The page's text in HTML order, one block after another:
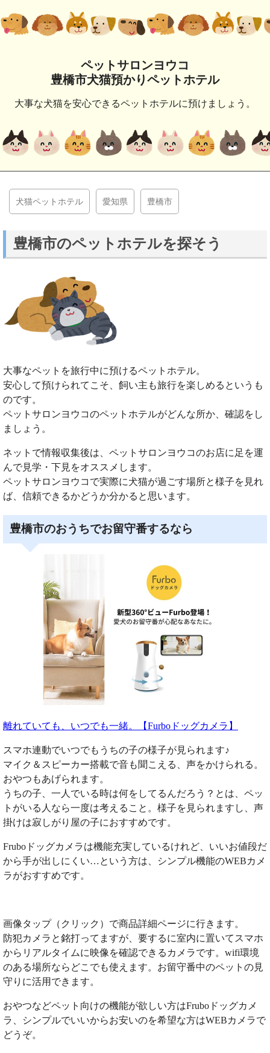
ペットサロンヨウコ
豊橋市犬猫預かりペットホテル
大事な犬猫を安心できるペットホテルに預けましょう。
犬猫ペットホテル 愛知県 豊橋市
豊橋市のペットホテルを探そう
大事なペットを旅行中に預けるペットホテル。
安心して預けられてこそ、飼い主も旅行を楽しめるというも
のです。
ペットサロンヨウコのペットホテルがどんな所か、確認をし
ましょう。
ネットで情報収集後は、ペットサロンヨウコのお店に足を運
んで見学・下見をオススメします。
ペットサロンヨウコで実際に犬猫が過ごす場所と様子を見れ
ば、信頼できるかどうか分かると思います。
豊橋市のおうちでお留守番するなら
離れていても、いつでも一緒。【Furboドッグカメラ】
スマホ連動でいつでもうちの子の様子が見られます♪
マイク＆スピーカー搭載で音も聞こえる、声をかけられる。
おやつもあげられます。
うちの子、一人でいる時は何をしてるんだろう？とは、ペッ
トがいる人なら一度は考えること。様子を見られますし、声
掛けは寂しがり屋の子におすすめです。
Fruboドッグカメラは機能充実しているけれど、いいお値段だ
から手が出しにくい…という方は、シンプル機能のWEBカメ
ラがおすすめです。
画像タップ（クリック）で商品詳細ページに行きます。
防犯カメラと銘打ってますが、要するに室内に置いてスマホ
からリアルタイムに映像を確認できるカメラです。wifi環境
のある場所ならどこでも使えます。お留守番中のペットの見
守りに活用できます。
おやつなどペット向けの機能が欲しい方はFruboドッグカメ
ラ、シンプルでいいからお安いのを希望な方はWEBカメラで
どうぞ。